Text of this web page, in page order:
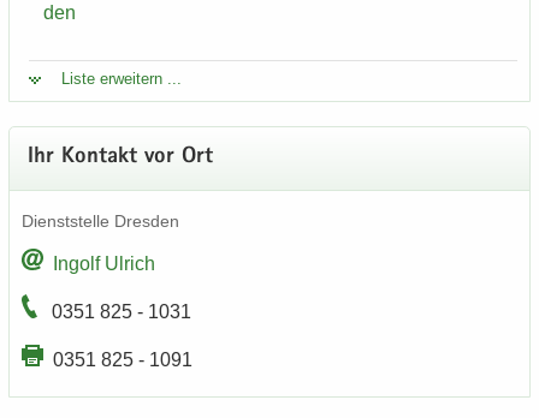
den
Liste er­wei­tern ...
Ihr Kon­takt vor Ort
Dienst­stel­le Dres­den
In­golf Ul­rich
0351 825 - 1031
0351 825 - 1091